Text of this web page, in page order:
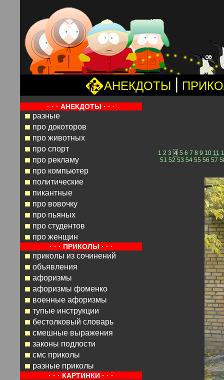
АНЕКДОТЫ |
· · · АНЕКДОТЫ · · ·
разные
про докоторов
про животных
про спорт
про рекламу
про компьютер
политические
пикантные
про вовочку
про пьяных
про студентов
про женщин
· · · ПРИКОЛЫ · · ·
приколы из сочинений
объявления
афоризмы
афоризмы фоменко
военные афоризмы
тупые инструкции
бестолковый словарь
смешные выражения
законы подлости
смс приколы
разные приколы
· · · КАРТИНКИ · · ·
1 2 3 4 5 6 7 8 9 10 11
51 52 53 54 55 56 57